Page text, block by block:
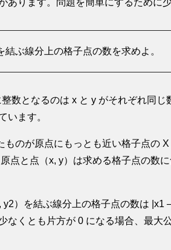
あります。問題を簡単にするために
ぶ線分上の格子点の数を求めよ。
数となるのは x と y がそれぞれ同
います。
ものが原点にもっとも近い格子点の
点と点（x, y）は求める格子点の数
）を結ぶ線分上の格子点の数は |x1
なくとも片方が 0 になる場合、最大